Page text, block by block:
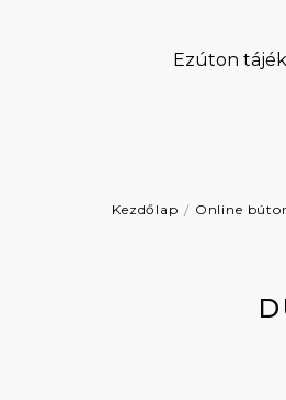
Ezúton
Kezdőlap Online